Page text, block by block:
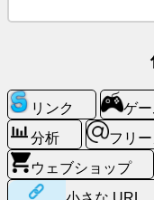
ク
ニ
ュ
ー
リンク ゲー
分析
フリ
ウェブショップ